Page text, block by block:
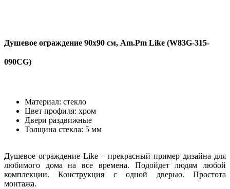
Душевое ограждение 90x90 см, Am.Pm Like (W83G-315-
090CG)
Материал: стекло
Цвет профиля: хром
Двери раздвижные
Толщина стекла: 5 мм
Душевое ограждение Like – прекрасный пример дизайна для
любимого дома на все времена. Подойдет людям любой
комплекции. Конструкция с одной дверью. Простота
монтажа.